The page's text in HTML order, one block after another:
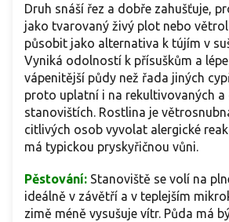
Druh snáší řez a dobře zahušťuje,
jako tvarovaný živý plot nebo
působit jako alternativa k tújím v
Vyniká odolností k přísuškům a
vápenitější půdy než řada jiných
proto uplatní i na rekultivovaných a
stanovištích. Rostlina je
citlivých osob vyvolat alergické
má typickou pryskyřičnou vůni.
Pěstování: Stanoviště se volí na
ideálně v závětří a v teplejším
zimě méně vysušuje vítr. Půda má